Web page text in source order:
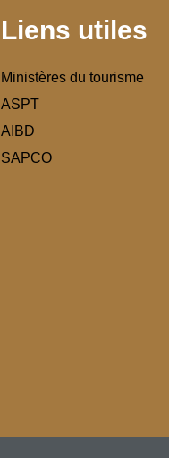
Liens utiles
Ministères du tourisme
ASPT
AIBD
SAPCO